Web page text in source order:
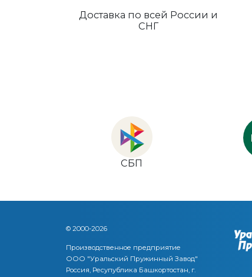
Доставка по всей России и
СНГ
СБП
© 2000-2026
Производственное предприятие
ООО "Уральский Пружинный Завод"
Россия, Ресупублика Башкортостан, г.